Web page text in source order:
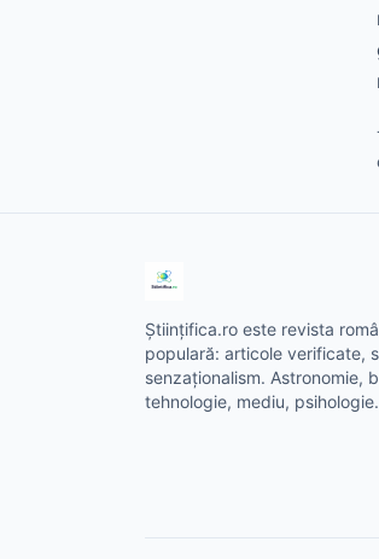
Științifica.ro este revista
populară: articole verificate,
senzaționalism. Astronomie,
tehnologie, mediu, psihologie.